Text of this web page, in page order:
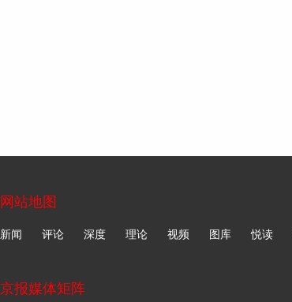
网站地图
新闻 评论 深度 理论 视频 图库 悦读
京报媒体矩阵